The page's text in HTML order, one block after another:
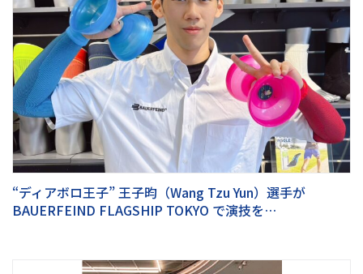
“ディアボロ王子” 王子昀（Wang Tzu Yun）選手が
BAUERFEIND FLAGSHIP TOKYO で演技を…